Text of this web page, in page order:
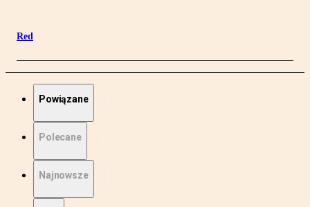
Red
Powiązane
Polecane
Najnowsze